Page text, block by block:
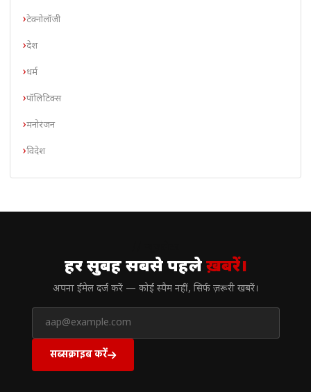
टेक्नोलॉजी
देश
धर्म
पॉलिटिक्स
मनोरंजन
विदेश
हर सुबह सबसे पहलेख़बरें।
अपना ईमेल दर्ज करें — कोई स्पैम नहीं, सिर्फ ज़रूरी खबरें।
सब्सक्राइब करें